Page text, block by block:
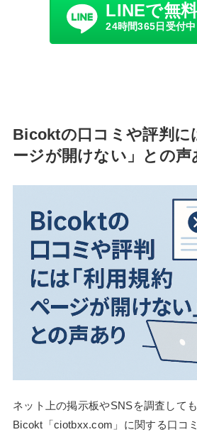
LINEで無
24時間365日受付中
Bicoktの口コミや評判に
ージが開けない」との声
ネット上の掲示板やSNSを調査しても
Bicokt「ciotbxx.com」に関する口コ